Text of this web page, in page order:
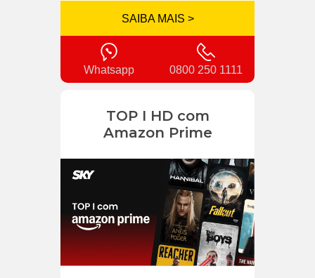
SAIBA MAIS >
Whatsapp 0800 250 1111
TOP I HD com
Amazon Prime